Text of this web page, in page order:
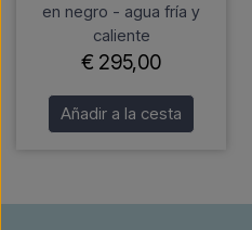
en negro - agua fría y
caliente
€ 295,00
Añadir a la cesta